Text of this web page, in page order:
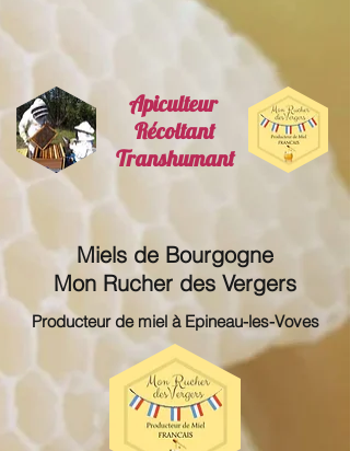
Miels de Bourgogne
Apiculteur
Récoltant
Transhumant
Mon Rucher des Vergers
Producteur de miel à Epineau-les-Voves